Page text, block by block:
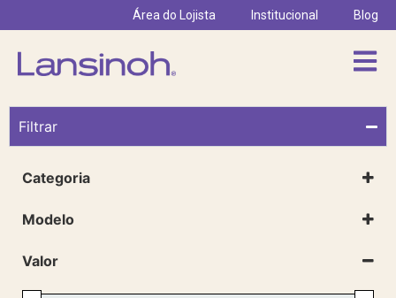
Área do Lojista Institucional Blog
Filtrar
Categoria
Lançamentos
Modelo
Compressas para Seios
Valor